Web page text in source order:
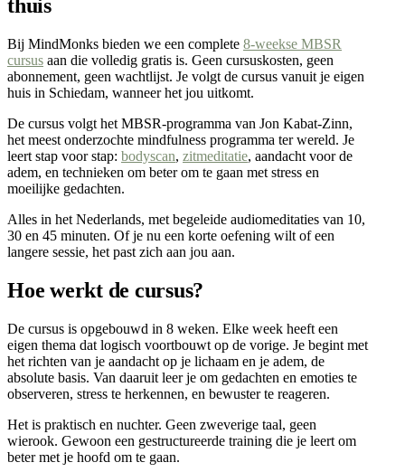
thuis
Bij MindMonks bieden we een complete 8-weekse MBSR
cursus aan die volledig gratis is. Geen cursuskosten, geen
abonnement, geen wachtlijst. Je volgt de cursus vanuit je eigen
huis in Schiedam, wanneer het jou uitkomt.
De cursus volgt het MBSR-programma van Jon Kabat-Zinn,
het meest onderzochte mindfulness programma ter wereld. Je
leert stap voor stap: bodyscan, zitmeditatie, aandacht voor de
adem, en technieken om beter om te gaan met stress en
moeilijke gedachten.
Alles in het Nederlands, met begeleide audiomeditaties van 10,
30 en 45 minuten. Of je nu een korte oefening wilt of een
langere sessie, het past zich aan jou aan.
Hoe werkt de cursus?
De cursus is opgebouwd in 8 weken. Elke week heeft een
eigen thema dat logisch voortbouwt op de vorige. Je begint met
het richten van je aandacht op je lichaam en je adem, de
absolute basis. Van daaruit leer je om gedachten en emoties te
observeren, stress te herkennen, en bewuster te reageren.
Het is praktisch en nuchter. Geen zweverige taal, geen
wierook. Gewoon een gestructureerde training die je leert om
beter met je hoofd om te gaan.